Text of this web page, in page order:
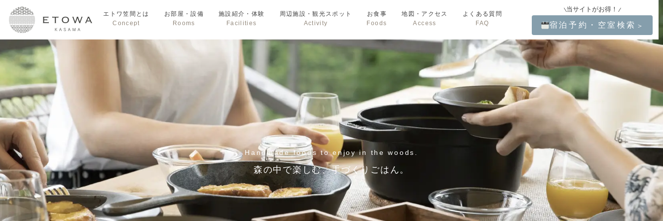
エトワ笠間とは
Concept
お部屋・設備
Rooms
施設紹介・体験
Facilities
周辺施設・観光スポット
Activity
お食事
Foods
地図・アクセス
Access
よくある質問
FAQ
当サイトがお得！
宿泊予約・空室検索 ＞
Handmade foods to enjoy in the woods.
森の中で楽しむ、手づくりごはん。